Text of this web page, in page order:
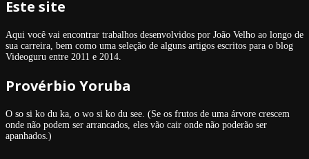
Este site
Aqui você vai encontrar trabalhos desenvolvidos por João Velho ao longo de
sua carreira, bem como uma seleção de alguns artigos escritos para o blog
Videoguru entre 2011 e 2014.
Provérbio Yoruba
O so si ko du ka, o wo si ko du see. (Se os frutos de uma árvore crescem
onde não podem ser arrancados, eles vão cair onde não poderão ser
apanhados.)